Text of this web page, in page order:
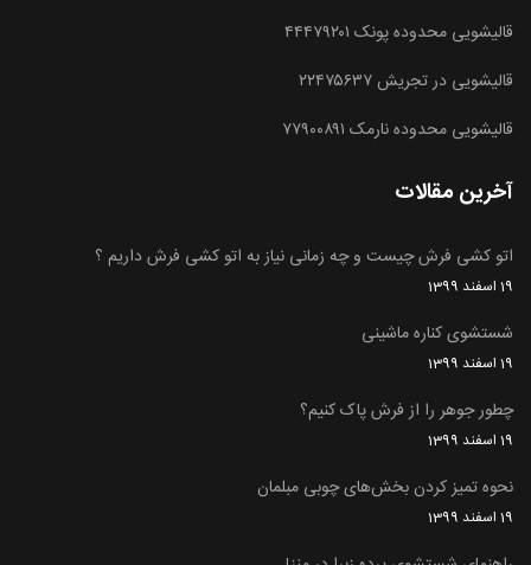
قالیشویی محدوده پونک ۴۴۴۷۹۲۰۱
قالیشویی در تجریش ۲۲۴۷۵۶۳۷
قالیشویی محدوده نارمک ۷۷۹۰۰۸۹۱
آخرین مقالات
اتو کشی فرش چیست و چه زمانی نیاز به اتو کشی فرش داریم ؟
19 اسفند 1399
شستشوی کناره ماشینی
19 اسفند 1399
چطور جوهر را از فرش پاک کنیم؟
19 اسفند 1399
نحوه تمیز کردن بخش‌های چوبی مبلمان
19 اسفند 1399